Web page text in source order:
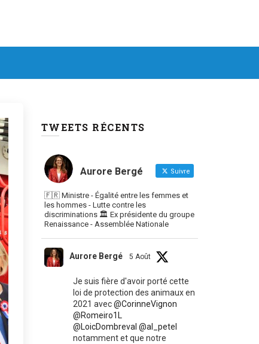
TWEETS RÉCENTS
Aurore Bergé Suivre
🇫🇷 Ministre - Égalité entre les femmes et
les hommes - Lutte contre les
discriminations 🏛 Ex présidente du groupe
Renaissance - Assemblée Nationale
Aurore Bergé 5 Août
Je suis fière d'avoir porté cette
loi de protection des animaux en
2021 avec@CorinneVignon
@Romeiro1L
@LoicDombreval @al_petel
notamment et que notre